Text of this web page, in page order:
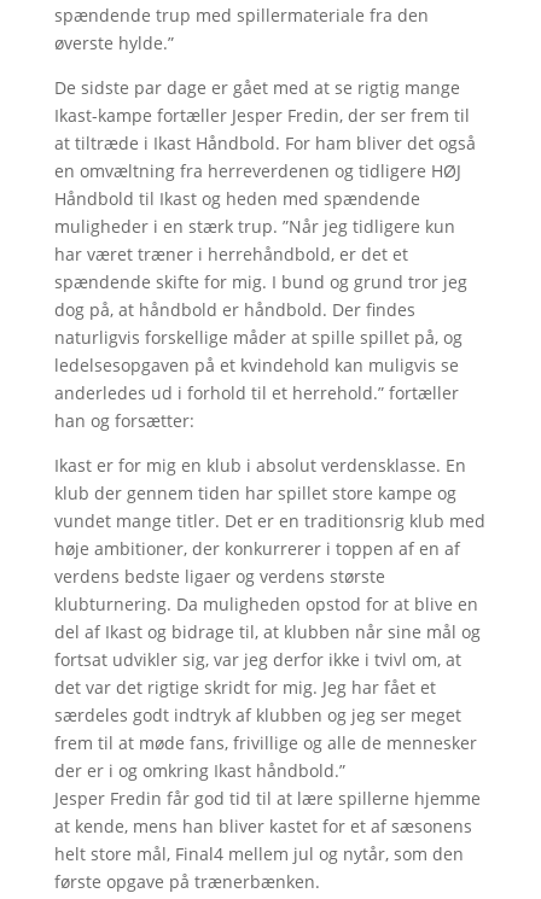
spændende trup med spillermateriale fra den
øverste hylde.”
De sidste par dage er gået med at se rigtig mange
Ikast-kampe fortæller Jesper Fredin, der ser frem til
at tiltræde i Ikast Håndbold. For ham bliver det også
en omvæltning fra herreverdenen og tidligere HØJ
Håndbold til Ikast og heden med spændende
muligheder i en stærk trup. ”Når jeg tidligere kun
har været træner i herrehåndbold, er det et
spændende skifte for mig. I bund og grund tror jeg
dog på, at håndbold er håndbold. Der findes
naturligvis forskellige måder at spille spillet på, og
ledelsesopgaven på et kvindehold kan muligvis se
anderledes ud i forhold til et herrehold.” fortæller
han og forsætter:
Ikast er for mig en klub i absolut verdensklasse. En
klub der gennem tiden har spillet store kampe og
vundet mange titler. Det er en traditionsrig klub med
høje ambitioner, der konkurrerer i toppen af en af
verdens bedste ligaer og verdens største
klubturnering. Da muligheden opstod for at blive en
del af Ikast og bidrage til, at klubben når sine mål og
fortsat udvikler sig, var jeg derfor ikke i tvivl om, at
det var det rigtige skridt for mig. Jeg har fået et
særdeles godt indtryk af klubben og jeg ser meget
frem til at møde fans, frivillige og alle de mennesker
der er i og omkring Ikast håndbold.”
Jesper Fredin får god tid til at lære spillerne hjemme
at kende, mens han bliver kastet for et af sæsonens
helt store mål, Final4 mellem jul og nytår, som den
første opgave på trænerbænken.